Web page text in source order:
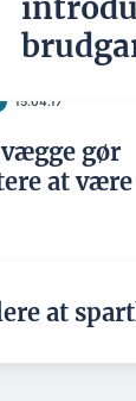
15.04.17
gør
at være
at